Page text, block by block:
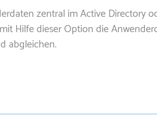
zentral im Active Directory
Hilfe dieser Option die
abgleichen.